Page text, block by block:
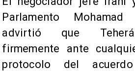
Parlamento
advirtió que
firmemente ante
protocolo del